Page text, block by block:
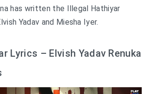
has written the Illegal Hathiyar
Yadav and Miesha Iyer.
Lyrics – Elvish Yadav Renuka